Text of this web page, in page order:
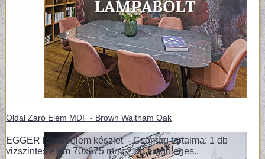
Oldal Záró Elem MDF - Brown Waltham Oak
EGGER lépcsőelem készlet - Csomag tartalma: 1 db
vizszintes elem 70x675 mm; 2 db függőleges..